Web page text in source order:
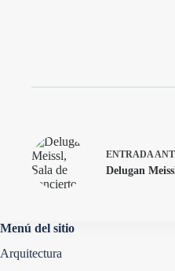
ENTRADA
Delugan
Menú del sitio
Arquitectura